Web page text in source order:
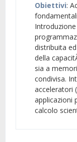
Obiettivi:
distribuita
della
sia a
condivisa.
acceleratori
applicazioni
calcolo